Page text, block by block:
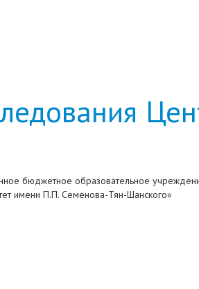
бюджетное образовательное
имени П.П. Семенова-Тян-Шанского»